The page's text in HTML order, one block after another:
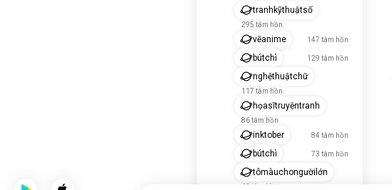
tranhkỹthuậtsố
295 tâm hồn
vẽanime 147 tâm hồn
bútchì 129 tâm hồn
nghệthuậtchữ
117 tâm hồn
họasĩtruyệntranh
86 tâm hồn
inktober 84 tâm hồn
bútchì 73 tâm hồn
tômàuchongườilớn
62 tâm hồn